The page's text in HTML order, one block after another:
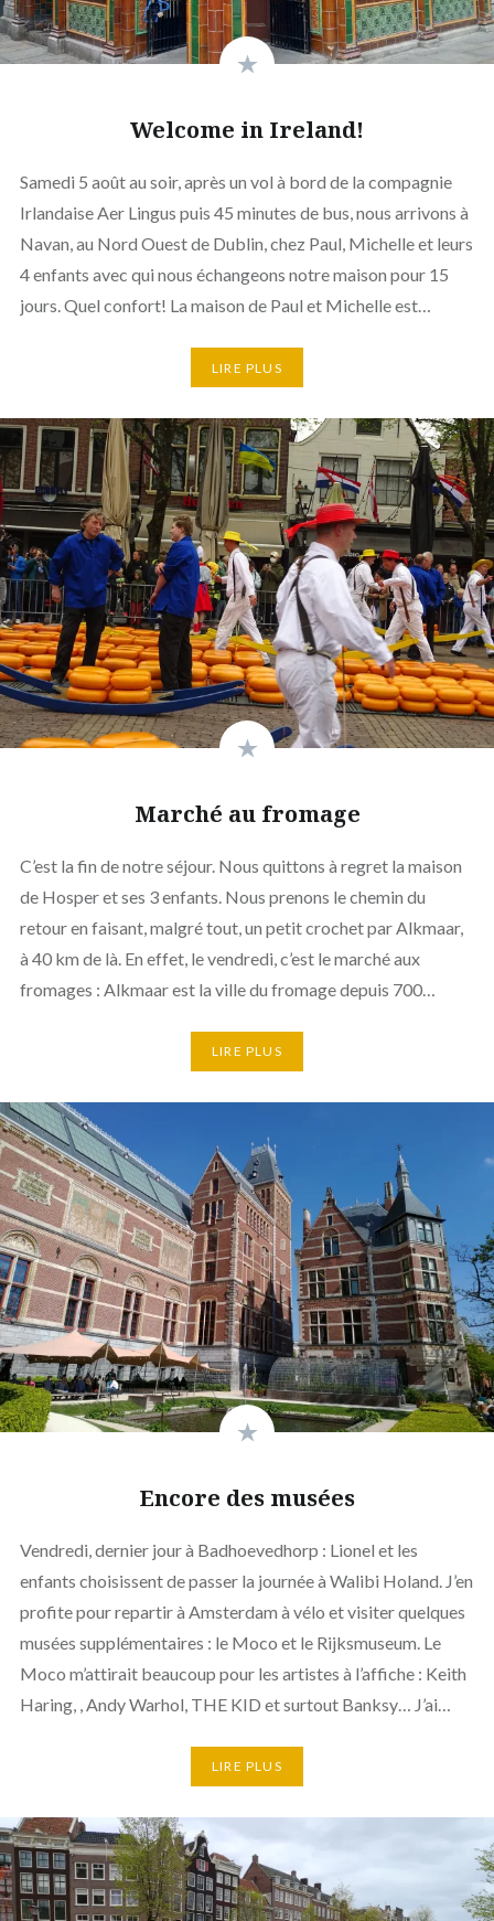
Welcome in Ireland!
Samedi 5 août au soir, après un vol à bord de la compagnie
Irlandaise Aer Lingus puis 45 minutes de bus, nous arrivons à
Navan, au Nord Ouest de Dublin, chez Paul, Michelle et leurs
4 enfants avec qui nous échangeons notre maison pour 15
jours. Quel confort! La maison de Paul et Michelle est…
LIRE PLUS
Marché au fromage
C’est la fin de notre séjour. Nous quittons à regret la maison
de Hosper et ses 3 enfants. Nous prenons le chemin du
retour en faisant, malgré tout, un petit crochet par Alkmaar,
à 40 km de là. En effet, le vendredi, c’est le marché aux
fromages : Alkmaar est la ville du fromage depuis 700…
LIRE PLUS
Encore des musées
Vendredi, dernier jour à Badhoevedhorp : Lionel et les
enfants choisissent de passer la journée à Walibi Holand. J’en
profite pour repartir à Amsterdam à vélo et visiter quelques
musées supplémentaires : le Moco et le Rijksmuseum. Le
Moco m’attirait beaucoup pour les artistes à l’affiche : Keith
Haring, , Andy Warhol, THE KID et surtout Banksy… J’ai…
LIRE PLUS